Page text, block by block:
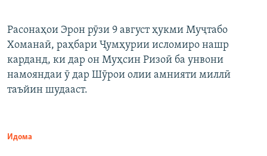
Расонаҳои Эрон рӯзи 9 август ҳукми Муҷтабо
Хоманаӣ, раҳбари Ҷумҳурии исломиро нашр
карданд, ки дар он Муҳсин Ризоӣ ба унвони
намояндаи ӯ дар Шӯрои олии амнияти миллӣ
таъйин шудааст.
Идома